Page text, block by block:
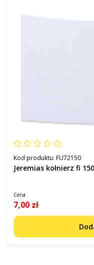
Kod produktu: FU72150
Jeremias kołnierz fi
Cena
7,00 zł